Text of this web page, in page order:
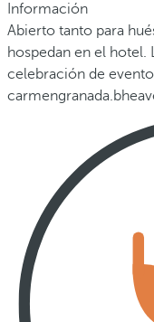
Información
Abierto tanto para
hospedan en el hotel.
celebración de